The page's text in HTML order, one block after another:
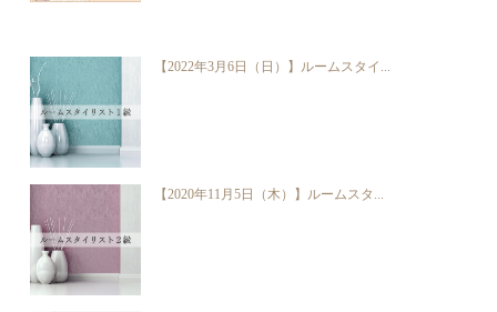
【2022年3月6日（日）】ルームスタイ...
【2020年11月5日（木）】ルームスタ...